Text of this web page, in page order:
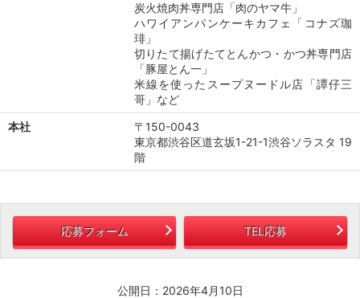
炭火焼肉丼専門店「肉のヤマ牛」
ハワイアンパンケーキカフェ「コナズ珈
琲」
切りたて揚げたてとんかつ・かつ丼専門店
「豚屋とん一」
米線を使ったスープヌードル店「譚仔三
哥」など
本社
〒150-0043
東京都渋谷区道玄坂1-21-1渋谷ソラスタ 19
階
応募フォーム TEL応募
公開日：2026年4月10日